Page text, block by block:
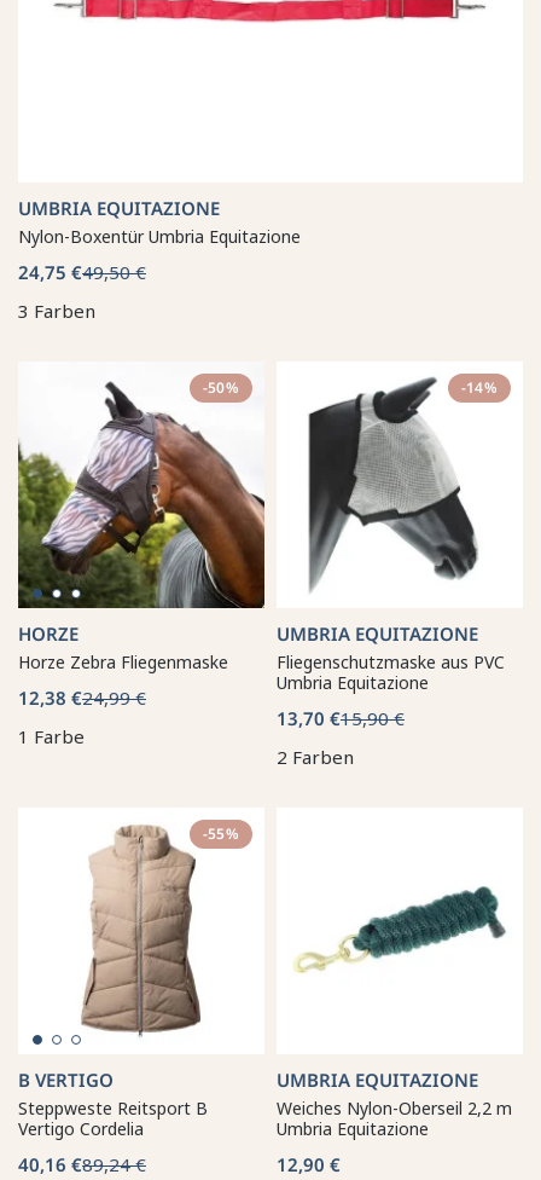
UMBRIA EQUITAZIONE
Nylon-Boxentür Umbria Equitazione
24,75 €49,50 €
3 Farben
-50%
HORZE
Horze Zebra Fliegenmaske
12,38 €24,99 €
1 Farbe
-14%
UMBRIA EQUITAZIONE
Fliegenschutzmaske aus PVC
Umbria Equitazione
13,70 €15,90 €
2 Farben
-55%
B VERTIGO
Steppweste Reitsport B
Vertigo Cordelia
40,16 €89,24 €
UMBRIA EQUITAZIONE
Weiches Nylon-Oberseil 2,2 m
Umbria Equitazione
12,90 €